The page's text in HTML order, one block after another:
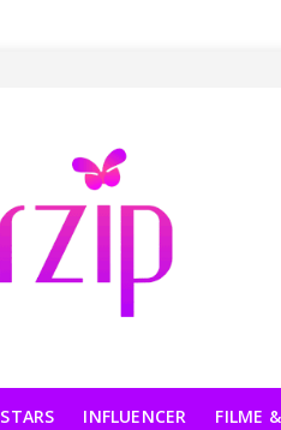
STARS INFLUENCER FILME